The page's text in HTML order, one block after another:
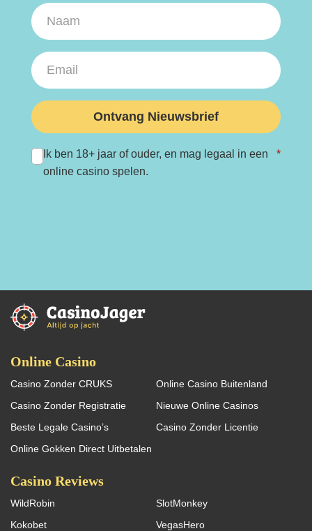
Ik ben 18+ jaar of ouder, en mag legaal in een
online casino spelen.
*
Ontvang Nieuwsbrief
Online Casino
Casino Zonder CRUKS
Online Casino Buitenland
Casino Zonder Registratie
Nieuwe Online Casinos
Beste Legale Casino’s
Casino Zonder Licentie
Online Gokken Direct Uitbetalen
Casino Reviews
WildRobin
SlotMonkey
Kokobet
VegasHero